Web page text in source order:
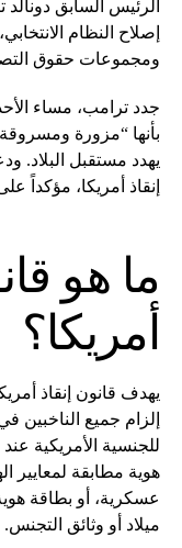
الرئيس السابق دونالد
إصلاح النظام
ومجموعات حقوق
بأنها “مزورة
يهدد مستقبل البلاد.
إنقاذ أمريكا، مؤكداً
ما هو
أمريكا؟
يهدف قانون إنقاذ
إلزام جميع الناخبين
للجنسية الأمريكية
عسكرية، أو بطاقة
ميلاد أو وثائق التجنس.